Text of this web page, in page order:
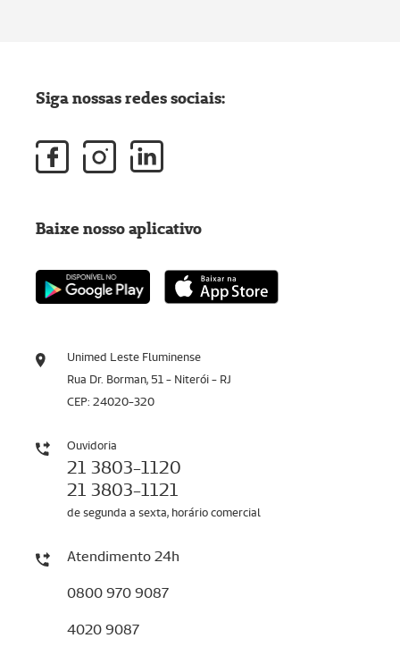
Unimed Leste Fluminense
Rua Dr. Borman, 51 - Niterói - RJ
CEP: 24020-320
Ouvidoria
21 3803-1120
21 3803-1121
de segunda a sexta, horário comercial
Atendimento 24h
0800 970 9087
4020 9087
Siga nossas redes sociais:
Baixe nosso aplicativo